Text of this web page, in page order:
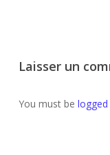
Laisser un
You must be logged